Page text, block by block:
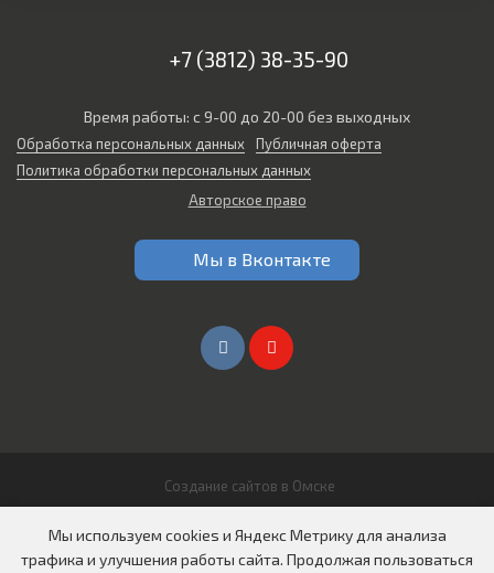
+7 (3812) 38-35-90
Время работы: с 9-00 до 20-00 без выходных
Обработка персональных данных
Публичная оферта
Политика обработки персональных данных
Авторское право
Мы в Вконтакте
Создание сайтов в Омске
ООО "СИБИРЬ АВТО"
Мы используем cookies и Яндекс Метрику для анализа
трафика и улучшения работы сайта. Продолжая пользоваться